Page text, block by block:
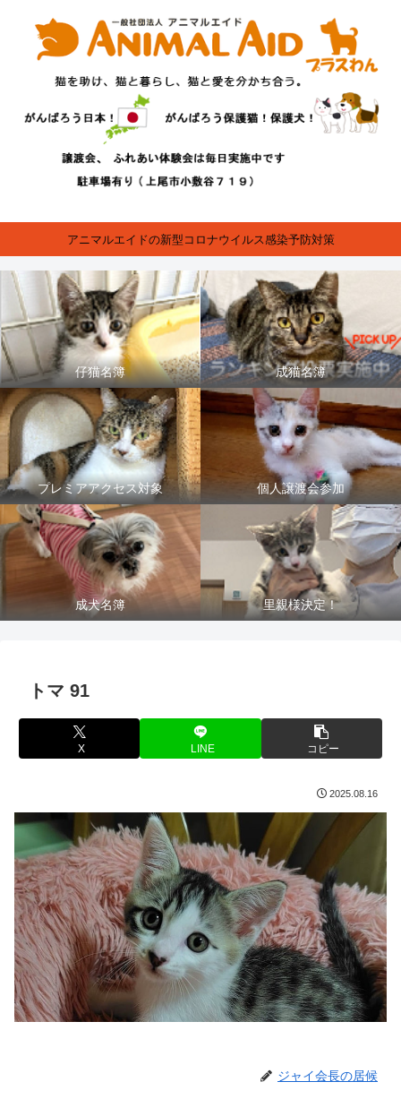
アニマルエイドの新型コロナウイルス感染予防対策
仔猫名簿 成猫名簿
プレミアアクセス対象 個人譲渡会参加
成犬名簿 里親様決定！
トマ 91
X LINE コピー
2025.08.16
ジャイ会長の居候